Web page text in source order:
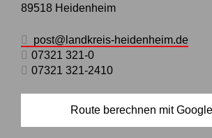
89518 Heidenheim
post@landkreis-heidenheim.de
07321 321-0
07321 321-2410
Route berechnen mit